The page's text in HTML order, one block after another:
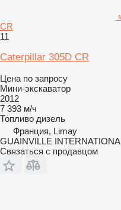
CR
11
Caterpillar 305D CR
Цена по запросу
Мини-экскаватор
2012
7 393 м/ч
Топливо дизель
Франция, Limay
GUAINVILLE
Связаться с продавцом